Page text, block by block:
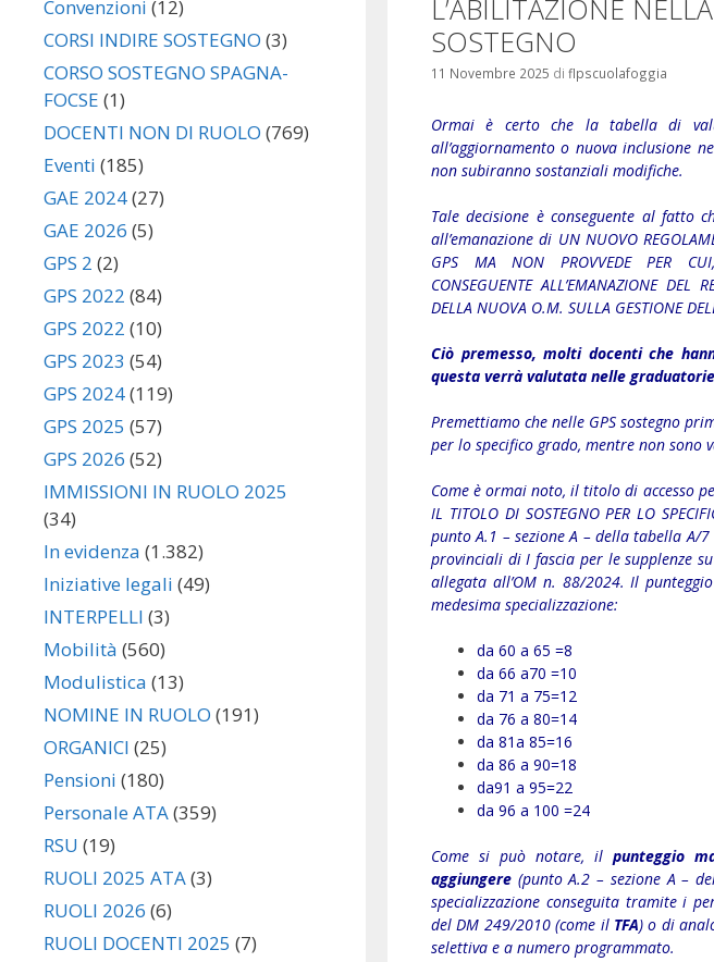
L’ABILITAZIONE
SOSTEGNO
11 Novembre 2025 di flpscuolafoggia
Ormai è certo che la tabella di
all’aggiornamento o nuova inclusione
non subiranno sostanziali modifiche.
Tale decisione è conseguente al fatto
all’emanazione di UN NUOVO
GPS MA NON PROVVEDE PER CUI,
CONSEGUENTE ALL’EMANAZIONE DEL
DELLA NUOVA O.M. SULLA GESTIONE
Ciò premesso, molti docenti che
questa verrà valutata nelle
Premettiamo che nelle GPS sostegno
per lo specifico grado, mentre non
Come è ormai noto, il titolo di accesso per
IL TITOLO DI SOSTEGNO PER LO
punto A.1 – sezione A – dellatabella A/7
provinciali di I fascia per le supplenze
allegata all’OM n. 88/2024. Il
medesima specializzazione:
da 60 a 65 =8
da 66 a70 =10
da 71 a 75=12
da 76 a 80=14
da 81a 85=16
da 86 a 90=18
da91 a 95=22
da 96 a 100 =24
Come si può notare, il punteggio
aggiungere (punto A.2 – sezione A –
specializzazione conseguita tramite i
del DM 249/2010 (come il TFA) o di
selettiva e a numero programmato.
Convenzioni (12)
CORSI INDIRE SOSTEGNO (3)
CORSO SOSTEGNO SPAGNA-
FOCSE (1)
DOCENTI NON DI RUOLO (769)
Eventi (185)
GAE 2024(27)
GAE 2026 (5)
GPS 2 (2)
GPS 2022 (84)
GPS 2022 (10)
GPS 2023 (54)
GPS 2024(119)
GPS 2025 (57)
GPS 2026 (52)
IMMISSIONI IN RUOLO 2025
(34)
In evidenza (1.382)
Iniziative legali (49)
INTERPELLI (3)
Mobilità (560)
Modulistica (13)
NOMINE IN RUOLO (191)
ORGANICI (25)
Pensioni (180)
Personale ATA(359)
RSU (19)
RUOLI 2025 ATA(3)
RUOLI 2026 (6)
RUOLI DOCENTI 2025 (7)